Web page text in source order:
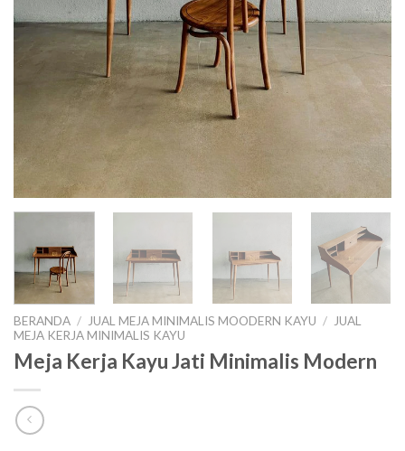
BERANDA / JUAL MEJA MINIMALIS MOODERN KAYU /
JUAL
MEJA KERJA MINIMALIS KAYU
Meja Kerja Kayu Jati Minimalis Modern